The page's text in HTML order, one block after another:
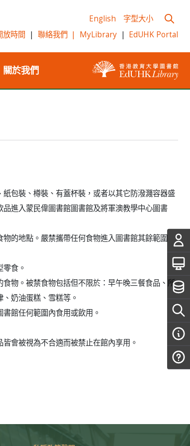
English
字型大小
放時間
| 聯絡我們 | MyLibrary | EdUHK Portal
關於我們
包裝、樽裝、有蓋杯裝，或者以其它防潑濺容器盛
進入蒙民偉圖書館圖書館及將軍澳教學中心圖書
的地點。嚴禁攜帶任何食物進入圖書館其餘範圍
食。
物。被禁食物包括但不限於：早午晚三餐食品、所
奶油蛋糕、雪糕等。
館任何範圍內食用或飲用。
會被視為不合適而被禁止在館內享用。